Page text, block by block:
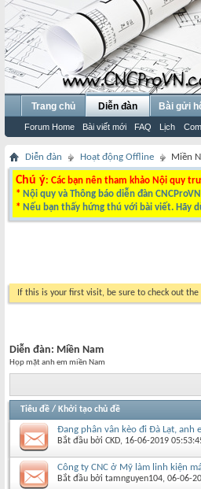
Trang chủ Diễn đàn
Forum Home Bài viết mới FAQ Lịch
Bài gửi
Diễn đàn Hoạt động Offline Miền
Chú ý: Các bạn nên tham khảo Nội quy
* Nội quy và Thông báo diễn đàn
* Nếu bạn thấy hứng thú với bài viết. Hãy
If this is your first visit, be sure to check out the
Diễn đàn: Miền Nam
Họp mặt anh em miền Nam
Tiêu đề / Khởi tạo chủ đề
Đang phân vân kèo đi Đà Lạt, anh
Bắt đầu bởi CKD‎, 16-06-2019
Công ty CNC ở Mỹ làm linh kiện
Bắt đầu bởi tamnguyen104‎, 06-06-